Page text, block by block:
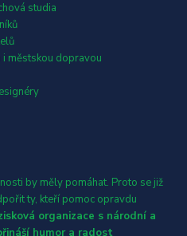
studia
městskou dopravou
by měly pomáhat. Proto se již
ty, kteří pomoc opravdu
organizace s národní a
humor a radost